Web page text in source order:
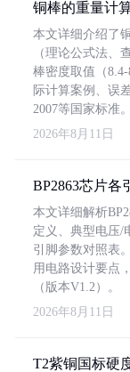
铜棒的重量计
本文详细介绍了
（理论公式法、
棒密度取值（
际计算案例、误
2007等国家标准。
2026年8月11日
BP2863芯片各
本文详细解析
定义、典型电压/
引脚参数对照表
用电路设计要点
（版本V1.2）。
2026年8月11日
T2紫铜国标硬